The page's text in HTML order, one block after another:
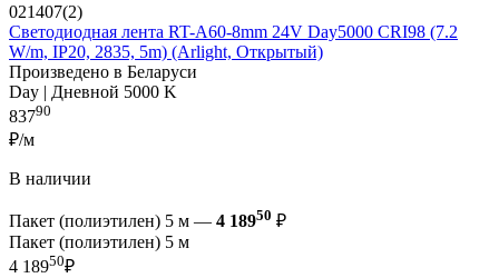
021407(2)
Светодиодная лента RT-A60-8mm 24V Day5000 CRI98 (7.2
W/m, IP20, 2835, 5m) (Arlight, Открытый)
Произведено в Беларуси
Day | Дневной 5000 K
83790
₽/м
В наличии
Пакет (полиэтилен) 5 м — 4 18950 ₽
Пакет (полиэтилен) 5 м
4 18950₽